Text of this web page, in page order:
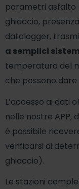
parametri asfalto
ghiaccio,
datalogger,
a semplici
temperatura del
che possono
L’accesso ai dati
nelle nostre APP,
è possibile
verificarsi di
ghiaccio).
Le stazioni